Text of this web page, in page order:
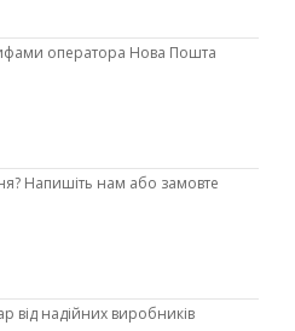
оператора Нова Пошта
Напишіть нам або замовте
від надійних виробників